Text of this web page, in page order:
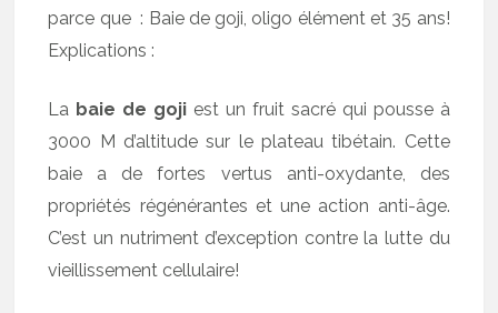
parce que : Baie de goji, oligo élément et 35 ans!
Explications :
La baie de goji est un fruit sacré qui pousse à
3000 M d’altitude sur le plateau tibétain. Cette
baie a de fortes vertus anti-oxydante, des
propriétés régénérantes et une action anti-âge.
C’est un nutriment d’exception contre la lutte du
vieillissement cellulaire!